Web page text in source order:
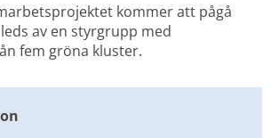
kommer att pågå
av en styrgrupp med
fem gröna kluster.